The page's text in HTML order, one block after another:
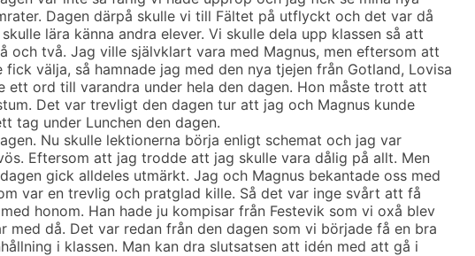
Dagen därpå skulle vi till Fältet på utflyckt och det var då
lära känna andra elever. Vi skulle dela upp klassen så att
och två. Jag ville självklart vara med Magnus, men eftersom att
fick välja, så hamnade jag med den nya tjejen från Gotland, Lovisa
ett ord till varandra under hela den dagen. Hon måste trott att
Det var trevligt den dagen tur att jag och Magnus kunde
tag under Lunchen den dagen.
Nu skulle lektionerna börja enligt schemat och jag var
Eftersom att jag trodde att jag skulle vara dålig på allt. Men
gick alldeles utmärkt. Jag och Magnus bekantade oss med
var en trevlig och pratglad kille. Så det var inge svårt att få
honom. Han hade ju kompisar från Festevik som vi oxå blev
med då. Det var redan från den dagen som vi började få en bra
i klassen. Man kan dra slutsatsen att idén med att gå i